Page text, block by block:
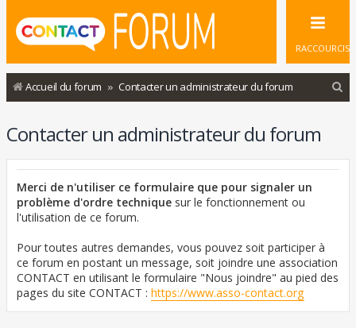
RACCOURCIS
Accueil du forum Contacter un administrateur du forum
Contacter un administrateur du forum
Merci de n'utiliser ce formulaire que pour signaler un
problème d'ordre technique sur le fonctionnement ou
l'utilisation de ce forum.
Pour toutes autres demandes, vous pouvez soit participer à
ce forum en postant un message, soit joindre une association
CONTACT en utilisant le formulaire "Nous joindre" au pied des
pages du site CONTACT : https://www.asso-contact.org